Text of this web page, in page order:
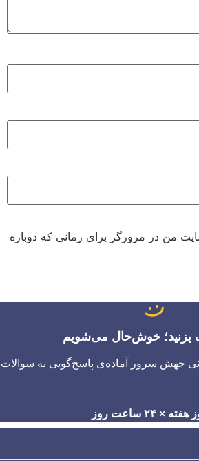
من در مرورگر برای زمانی که دوباره
بزنید؛ خوش‌حال می‌شویم
جهش سرور آماده‌ی پاسخ‌گویی به سوالات